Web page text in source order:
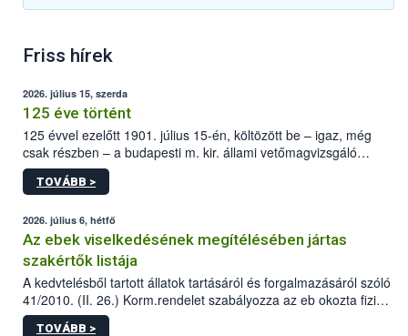
Friss hírek
2026. július 15, szerda
125 éve történt
125 évvel ezelőtt 1901. július 15-én, költözött be – igaz, még
csak részben – a budapesti m. kir. állami vetőmagvizsgáló
állomás a Kis Rókus utca 15. szám alatti, Czigler Győző által
tervezett új épületébe.
TOVÁBB >
2026. július 6, hétfő
Az ebek viselkedésének megítélésében jártas
szakértők listája
A kedvtelésből tartott állatok tartásáról és forgalmazásáról szóló
41/2010. (II. 26.) Korm.rendelet szabályozza az eb okozta fizikai
sérülés, illetve ennek veszélye keletkezésekor felmerülő
TOVÁBB >